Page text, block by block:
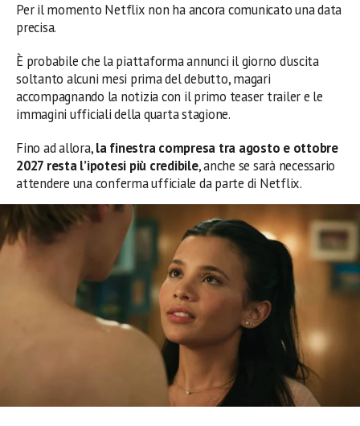
Per il momento Netflix non ha ancora comunicato una data
precisa.
È probabile che la piattaforma annunci il giorno d’uscita
soltanto alcuni mesi prima del debutto, magari
accompagnando la notizia con il primo teaser trailer e le
immagini ufficiali della quarta stagione.
Fino ad allora,la finestra compresa tra agosto e ottobre
2027 resta l’ipotesi più credibile, anche se sarà necessario
attendere una conferma ufficiale da parte di Netflix.